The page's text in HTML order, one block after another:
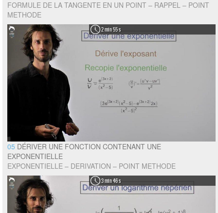
FORMULE DE LA TANGENTE EN UN POINT – RAPPEL – POINT
METHODE
2 min 55 s
05 DÉRIVER UNE FONCTION CONTENANT UNE
EXPONENTIELLE
EXPONENTIELLE – DERIVATION – POINT METHODE
3 min 46 s